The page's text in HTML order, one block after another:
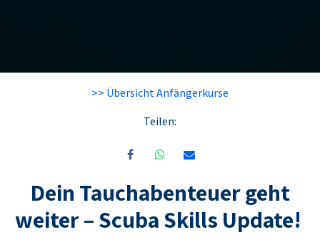
>> Übersicht Anfängerkurse
Teilen:
Dein Tauchabenteuer geht
weiter – Scuba Skills Update!